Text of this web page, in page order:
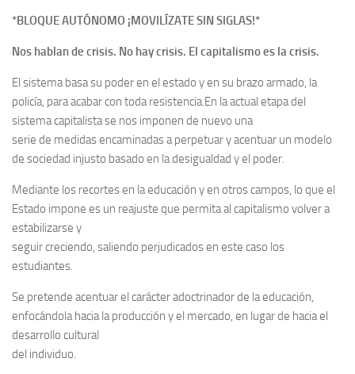
*BLOQUE AUTÓNOMO ¡MOVILÍZATE SIN SIGLAS!*
Nos hablan de crisis. No hay crisis. El capitalismo es la crisis.
El sistema basa su poder en el estado y en su brazo armado, la
policía, para acabar con toda resistencia.En la actual etapa del
sistema capitalista se nos imponen de nuevo una
serie de medidas encaminadas a perpetuar y acentuar un modelo
de sociedad injusto basado en la desigualdad y el poder.
Mediante los recortes en la educación y en otros campos, lo que el
Estado impone es un reajuste que permita al capitalismo volver a
estabilizarse y
seguir creciendo, saliendo perjudicados en este caso los
estudiantes.
Se pretende acentuar el carácter adoctrinador de la educación,
enfocándola hacia la producción y el mercado, en lugar de hacia el
desarrollo cultural
del individuo.